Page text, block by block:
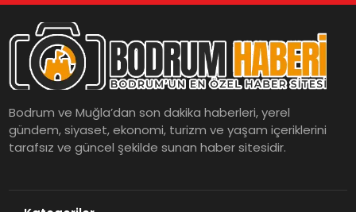
Bodrum ve Muğla’dan son dakika haberleri, yerel
gündem, siyaset, ekonomi, turizm ve yaşam içeriklerini
tarafsız ve güncel şekilde sunan haber sitesidir.